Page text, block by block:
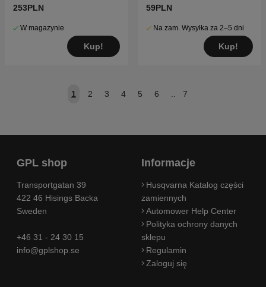
253PLN
W magazynie
Kup!
59PLN
Na zam. Wysyłka za 2–5 dni
Kup!
1 2 3 4 5 6 .. 7
GPL shop
Transportgatan 39
422 46 Hisings Backa
Sweden
+46 31 - 24 30 15
info@gplshop.se
Informacje
Husqvarna Katalog części
zamiennych
Automower Help Center
Polityka ochrony danych
sklepu
Regulamin
Zaloguj się